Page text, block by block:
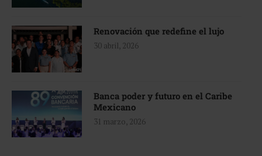
Renovación que redefine el lujo
30 abril, 2026
Banca poder y futuro en el Caribe
Mexicano
31 marzo, 2026